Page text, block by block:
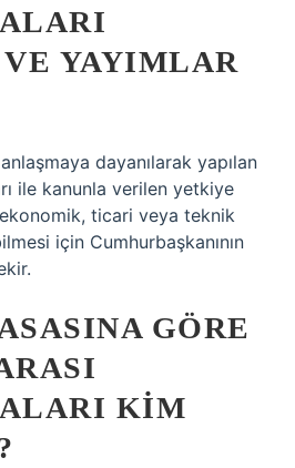
YAYIMLAR
dayanılarak yapılan
ile kanunla verilen yetkiye
ekonomik, ticari veya teknik
için Cumhurbaşkanının
GÖRE
KIM